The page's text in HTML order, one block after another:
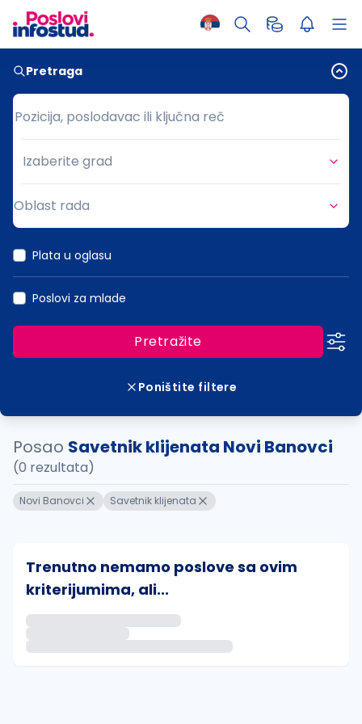
Pretraga
Pozicija, poslodavac ili ključna reč
Pozicija, poslodavac ili ključna reč
Grad
Izaberite grad
Oblast rada
Plata u oglasu
Poslovi za mlade
Pretražite
Poništite filtere
Posao Savetnik klijenata Novi Banovci
(0 rezultata)
Novi Banovci Savetnik klijenata
Trenutno nemamo poslove sa ovim
kriterijumima, ali...